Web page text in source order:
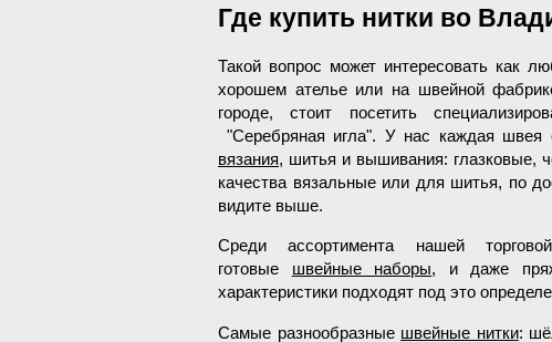
Где купить нитки во
Такой вопрос может интересовать как
хорошем ателье или на швейной
городе, стоит посетить
"Серебряная игла". У нас каждая
вязания, шитья и вышивания: глазковые,
качества вязальные или для шитья, по
видите выше.
Среди ассортимента нашей
готовые швейные наборы, и даже
характеристики подходят под это
Самые разнообразные швейные нитки: